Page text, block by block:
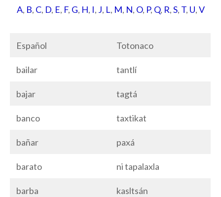
A, B, C, D, E, F, G, H, I, J, L, M, N, O, P, Q, R,S, T, U,V
Español Totonaco
bailar tantlí
bajar tagtá
banco taxtikat
bañar paxá
barato ni tapalaxla
barba kasltsán